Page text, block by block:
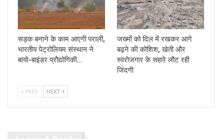
सड़क बनाने के काम आएगी पराली,
भारतीय पेट्रोलियम संस्थान ने
बायो-बाइंडर प्रौद्योगिकी…
जख्मों को दिल में रखकर आगे
बढ़ने की कोशिश, खेती और
स्वरोजगार के सहारे लौट रही
जिंदगी
PREV NEXT